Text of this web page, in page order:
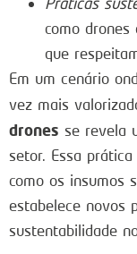
como drones
que
Em um cenário
vez mais
drones se revela
setor. Essa
como os insumos
estabelece novos
sustentabilidade